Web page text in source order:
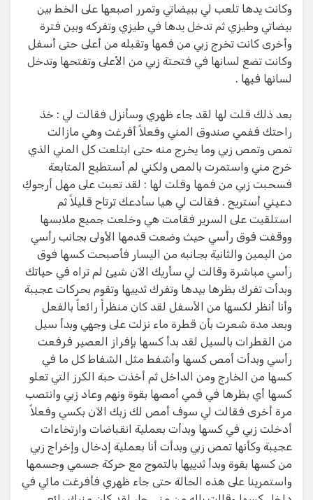
وكانت يدها تلعب لي ببيضاتي وتمرر اصبعها على الخط بين
بيضاتي وطيزي ثم تدخل يدها في طيزي وتفركه وبين فترة
وأخرى كانت تخرج زبي من فمها وتقبله من أعلى حتى أسفل
وكانت تضع لسانها في فتحتة زبي من الأعلى وتفتحها وتدخل
لسانها فيها .
بعد ذلك قلت لها لقد جاء ظهري وسأنزل فقالت لي : خذ
راحتك ففمي صندوق المني وفعلاً أفرغت وهي مازالت
تمص وتمص زبي وما يخرج منه حتى ابتلعت كل المني الذي
خرج مني واستمرت بالمص ولكني لم أستطيع المتابعة
فسحبت زبي من فمها وقلت لها : لقد تعبت على مهل أرجوكِ
دعيني أستريح . فقالت لي هيا سأدعك ترتاح قليلاً ثم
استلقيت على السرير فقامت هي وخلعت جميع ملابسها
ووقفت فوق رأسي حيث وضعت قدمها الأولى بجانب رأسي
من اليمين والثانية بجانبه من اليسار فأصبحت كسها فوق
رأسي مباشرة وقالت لي سأريك الآن شيئ لم تراه في حياتك
وبدأت تفرك بظرها بيدها وتفرك ثدييها وتقوم بحركات عجيبة
وأنا أنظر لكسها من الأسفل لقد كان منظراً رائعاً بالفعل
وبعد مدة شعرت بأن قطرة ماء نزلت على وجهي وبدأ سيل
من القطرات بالسيل لقد بدأ كسها بإفراز العصير فرفعت
رأسي وبدأت أمص كسها وأشفط مثل الشفاط كل ما في
كسها من الخارج ومن الداخل ثم أخذت حبة الكرز التي تعلو
كسها أي بظرها في فمي أمصها بقوة ونهم وعاد زبي وانتصب
مرة أخرى فقالت لي سوف أمص لك زبك الآن بكسي وفعلاً
أدخلت زبي في كسها وبدأت بعملية انقباضات وارتخاءات
عجيبة وكأنها تمص زبي وبدأت أنا بعملية إدخال وإخراج زبي
من كسها بقوة وبدأ ثدييها بالتموج مع حركة جسمي وجسمها
واستمرينا على هذه الحالة حتى جاء ظهري فأفرغت مائي في